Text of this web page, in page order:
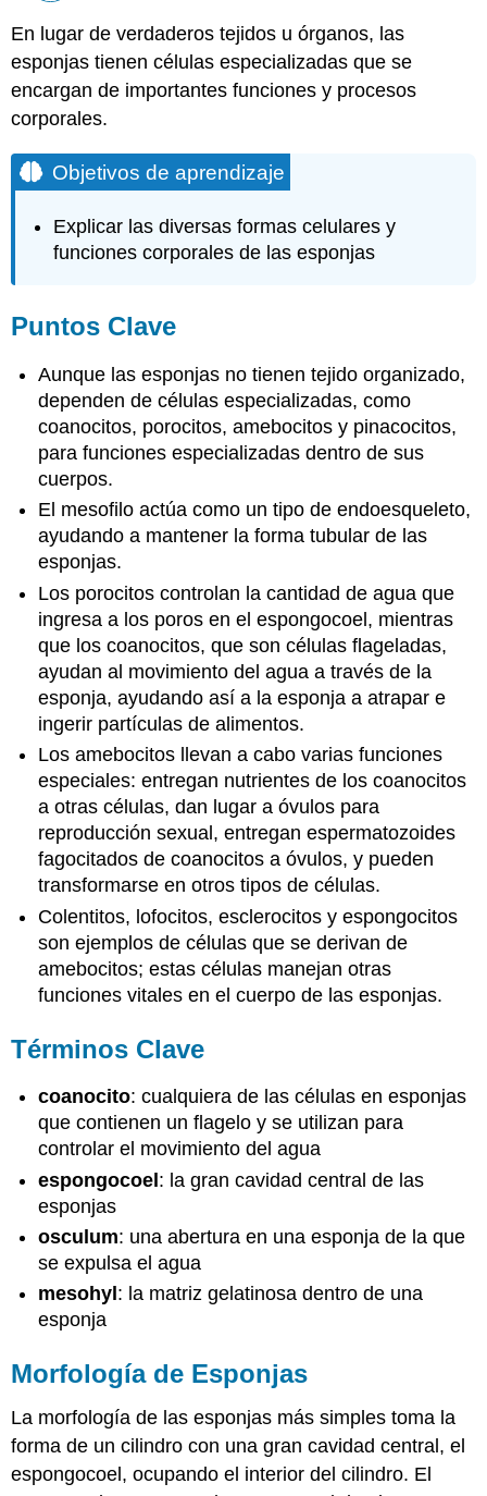
En lugar de verdaderos tejidos u órganos, las
esponjas tienen células especializadas que se
encargan de importantes funciones y procesos
corporales.
Objetivos de aprendizaje
Explicar las diversas formas celulares y
funciones corporales de las esponjas
Puntos Clave
Aunque las esponjas no tienen tejido organizado,
dependen de células especializadas, como
coanocitos, porocitos, amebocitos y pinacocitos,
para funciones especializadas dentro de sus
cuerpos.
El mesofilo actúa como un tipo de endoesqueleto,
ayudando a mantener la forma tubular de las
esponjas.
Los porocitos controlan la cantidad de agua que
ingresa a los poros en el espongocoel, mientras
que los coanocitos, que son células flageladas,
ayudan al movimiento del agua a través de la
esponja, ayudando así a la esponja a atrapar e
ingerir partículas de alimentos.
Los amebocitos llevan a cabo varias funciones
especiales: entregan nutrientes de los coanocitos
a otras células, dan lugar a óvulos para
reproducción sexual, entregan espermatozoides
fagocitados de coanocitos a óvulos, y pueden
transformarse en otros tipos de células.
Colentitos, lofocitos, esclerocitos y espongocitos
son ejemplos de células que se derivan de
amebocitos; estas células manejan otras
funciones vitales en el cuerpo de las esponjas.
Términos Clave
coanocito: cualquiera de las células en esponjas
que contienen un flagelo y se utilizan para
controlar el movimiento del agua
espongocoel: la gran cavidad central de las
esponjas
osculum: una abertura en una esponja de la que
se expulsa el agua
mesohyl : la matriz gelatinosa dentro de una
esponja
Morfología de Esponjas
La morfología de las esponjas más simples toma la
forma de un cilindro con una gran cavidad central, el
espongocoel, ocupando el interior del cilindro. El